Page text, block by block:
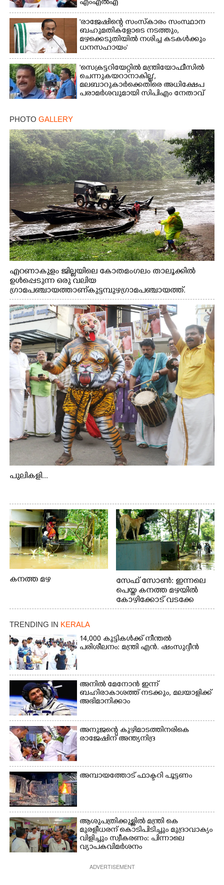
എംഎൽഎ
'രാജേഷിന്റെ സംസ്കാരം സംസ്ഥാന
ബഹുമതികളോടെ നടത്തും,
മഴക്കെടുതിയിൽ നശിച്ച കടകൾക്കും
ധനസഹായം'
'സെക്രട്ടറിയേറ്റിൽ മന്ത്രിയോഫീസിൽ
ചെന്നുകയറാനാകില്ല',
മലബാറുകാർക്കെതിരെ അധിക്ഷേപ
പരാമർശവുമായി സിപിഎം നേതാവ്‌
PHOTO GALLERY
എറണാകുളം ജില്ലയിലെ കോതമംഗലം താലൂക്കിൽ
ഉൾപ്പെടുന്ന ഒരു വലിയ
ഗ്രാമപഞ്ചായത്താണ് കുട്ടമ്പുഴ ഗ്രാമ പഞ്ചായത്ത്.
ആദിവാസി ഊരുകളായ വെള്ളാരംകുത്ത്, കത്തിപ്പാറ,
ഉറിയംപെട്ടി, തേക്കല്ല്, വെട്ടിക്കല്ല്, മഞ്ചപ്പാറ എന്നീ ആറു
സ്ഥലങ്ങളിലേക്കുള്ള പ്രധാന സഞ്ചാര മാർഗമാണ് ഈ
കാണുന്ന കടത്ത് വള്ളം
പുലികളി...
കനത്ത മഴ
സേഫ് സോൺ: ഇന്നലെ
പെയ്ത കനത്ത മഴയിൽ
കോഴിക്കോട് വടക്കേ
വയലിൽ വെള്ളം
വെള്ളത്തിലൂടെ
നടന്നുവരുന്നവരെ
നായ. ഫോട്ടോ: കെ.വിശ്വജി
ത്ത്
TRENDING IN KERALA
14,000 കുട്ടികൾക്ക് നീന്തൽ
പരിശീലനം: മന്ത്രി എൻ. ഷംസുദ്ദീൻ
അനിൽ മേനോൻ ഇന്ന്
ബഹിരാകാശത്ത് നടക്കും, മലയാളിക്ക്
അഭിമാനിക്കാം
അനുജന്റെ കുഴിമാടത്തിനരികെ
രാജേഷിന് അന്ത്യനിദ്ര
അമ്പായത്തോട് ഫാക്ടറി പൂട്ടണം
ആശുപത്രിക്കുള്ളിൽ മന്ത്രി കെ
മുരളീധരന് കൊടിപിടിച്ചും മുദ്രാവാക്യം
വിളിച്ചും സ്വീകരണം: പിന്നാലെ
വ്യാപകവിമർശനം
ADVERTISEMENT